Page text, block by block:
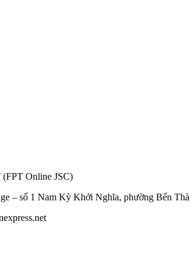
Online JSC)
– số 1 Nam Kỳ Khởi Nghĩa, phường Bến